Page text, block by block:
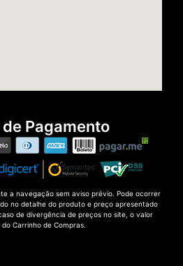
Pagamento
a navegação sem aviso prévio. Pode ocorrer
no detalhe do produto e preço apresentado
de divergência de preços no site, o valor
Carrinho de Compras.